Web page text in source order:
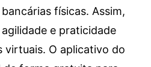
físicas. Assim,
e praticidade
virtuais. O aplicativo do